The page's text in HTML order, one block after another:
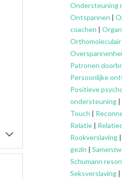
Ondersteuning
Ontspannen |
coachen |
Orthomoleculair
Patronen
Persoonlijke
Positieve
ondersteuning |
Touch |
Relatie |
Rookverslaving |
gezin |
Schumann
Seksverslaving |